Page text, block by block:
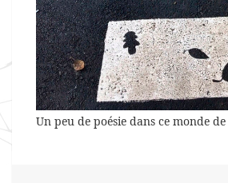
Un peu de poésie dans ce monde